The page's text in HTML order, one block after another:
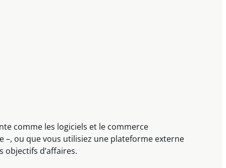
comme les logiciels et le commerce
–, ou que vous utilisiez une plateforme externe
d’affaires.